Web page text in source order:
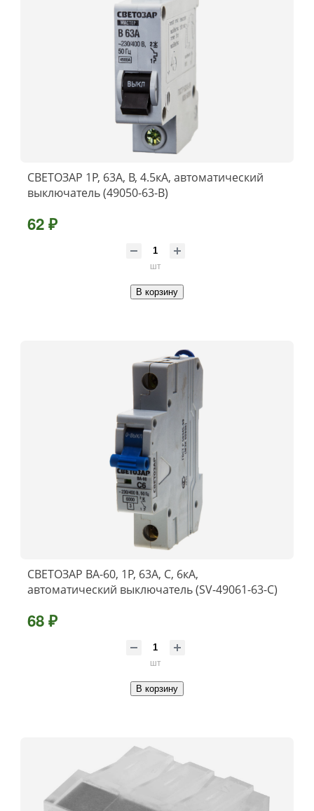
СВЕТОЗАР 1P, 63А, B, 4.5кА, автоматический
выключатель (49050-63-B)
62 ₽
шт
В корзину
СВЕТОЗАР ВА-60, 1P, 63А, C, 6кА,
автоматический выключатель (SV-49061-63-C)
68 ₽
шт
В корзину